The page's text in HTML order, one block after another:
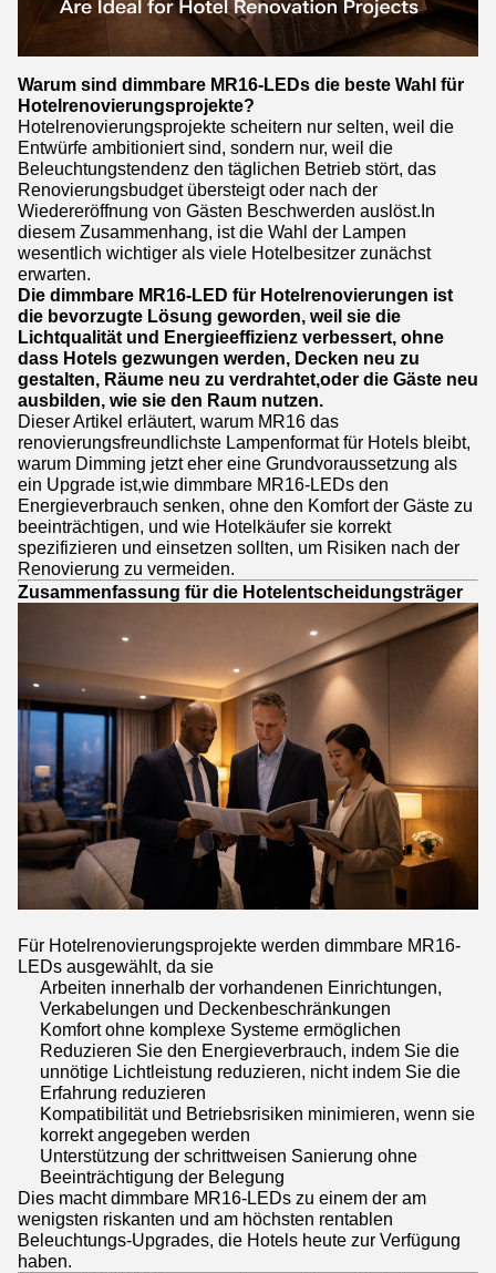
Warum sind dimmbare MR16-LEDs die beste Wahl für
Hotelrenovierungsprojekte?
Hotelrenovierungsprojekte scheitern nur selten, weil die
Entwürfe ambitioniert sind, sondern nur, weil die
Beleuchtungstendenz den täglichen Betrieb stört, das
Renovierungsbudget übersteigt oder nach der
Wiedereröffnung von Gästen Beschwerden auslöst.In
diesem Zusammenhang, ist die Wahl der Lampen
wesentlich wichtiger als viele Hotelbesitzer zunächst
erwarten.
Die dimmbare MR16-LED für Hotelrenovierungen ist
die bevorzugte Lösung geworden, weil sie die
Lichtqualität und Energieeffizienz verbessert, ohne
dass Hotels gezwungen werden, Decken neu zu
gestalten, Räume neu zu verdrahtet,oder die Gäste neu
ausbilden, wie sie den Raum nutzen.
Dieser Artikel erläutert, warum MR16 das
renovierungsfreundlichste Lampenformat für Hotels bleibt,
warum Dimming jetzt eher eine Grundvoraussetzung als
ein Upgrade ist,wie dimmbare MR16-LEDs den
Energieverbrauch senken, ohne den Komfort der Gäste zu
beeinträchtigen, und wie Hotelkäufer sie korrekt
spezifizieren und einsetzen sollten, um Risiken nach der
Renovierung zu vermeiden.
Zusammenfassung für die Hotelentscheidungsträger
Für Hotelrenovierungsprojekte werden dimmbare MR16-
LEDs ausgewählt, da sie
Arbeiten innerhalb der vorhandenen Einrichtungen,
Verkabelungen und Deckenbeschränkungen
Komfort ohne komplexe Systeme ermöglichen
Reduzieren Sie den Energieverbrauch, indem Sie die
unnötige Lichtleistung reduzieren, nicht indem Sie die
Erfahrung reduzieren
Kompatibilität und Betriebsrisiken minimieren, wenn sie
korrekt angegeben werden
Unterstützung der schrittweisen Sanierung ohne
Beeinträchtigung der Belegung
Dies macht dimmbare MR16-LEDs zu einem der am
wenigsten riskanten und am höchsten rentablen
Beleuchtungs-Upgrades, die Hotels heute zur Verfügung
haben.